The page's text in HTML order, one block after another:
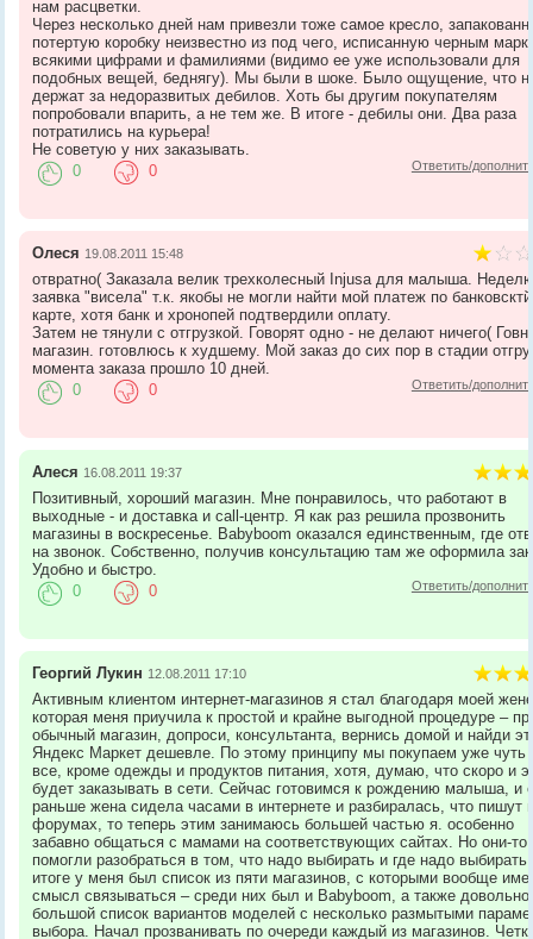
нам расцветки.
Через несколько дней нам привезли тоже самое кресло,
потертую коробку неизвестно из под чего, исписанную черным
всякими цифрами и фамилиями (видимо ее уже использовали для
подобных вещей, беднягу). Мы были в шоке. Было ощущение, что
держат за недоразвитых дебилов. Хоть бы другим покупателям
попробовали впарить, а не тем же. В итоге - дебилы они. Два раза
потратились на курьера!
Не советую у них заказывать.
Ответить/
0 0
Олеся 19.08.2011 15:48
отвратно( Заказала велик трехколесный Injusa для малыша.
заявка "висела" т.к. якобы не могли найти мой платеж по банковсктй
карте, хотя банк и хронопей подтвердили оплату.
Затем не тянули с отгрузкой. Говорят одно - не делают ничего(
магазин. готовлюсь к худшему. Мой заказ до сих пор в стадии
момента заказа прошло 10 дней.
Ответить/
0 0
Алеся 16.08.2011 19:37
Позитивный, хороший магазин. Мне понравилось, что работают в
выходные - и доставка и call-центр. Я как раз решила прозвонить
магазины в воскресенье. Babyboom оказался единственным, где
на звонок. Собственно, получив консультацию там же оформила
Удобно и быстро.
Ответить/
0 0
Георгий Лукин 12.08.2011 17:10
Активным клиентом интернет-магазинов я стал благодаря моей
которая меня приучила к простой и крайне выгодной процедуре –
обычный магазин, допроси, консультанта, вернись домой и найди
Яндекс Маркет дешевле. По этому принципу мы покупаем уже чуть
все, кроме одежды и продуктов питания, хотя, думаю, что скоро и
будет заказывать в сети. Сейчас готовимся к рождению малыша, и
раньше жена сидела часами в интернете и разбиралась, что пишут
форумах, то теперь этим занимаюсь большей частью я. особенно
забавно общаться с мамами на соответствующих сайтах. Но они-то
помогли разобраться в том, что надо выбирать и где надо
итоге у меня был список из пяти магазинов, с которыми вообще
смысл связываться – среди них был и Babyboom, а также довольно
большой список вариантов моделей с несколько размытыми
выбора. Начал прозванивать по очереди каждый из магазинов.